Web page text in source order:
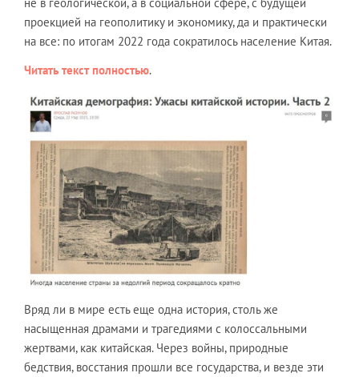
проекцией на геополитику и экономику, да и практически
на все: по итогам 2022 года сократилось население Китая.
Читать текст полностью.
Вряд ли в мире есть еще одна история, столь же
насыщенная драмами и трагедиями с колоссальными
жертвами, как китайская. Через войны, природные
бедствия, восстания прошли все государства, и везде эти